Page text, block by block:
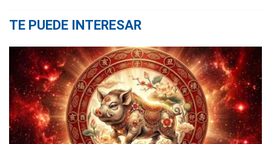
TE PUEDE INTERESAR